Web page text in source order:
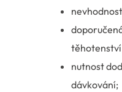
nutnost
dávkování;